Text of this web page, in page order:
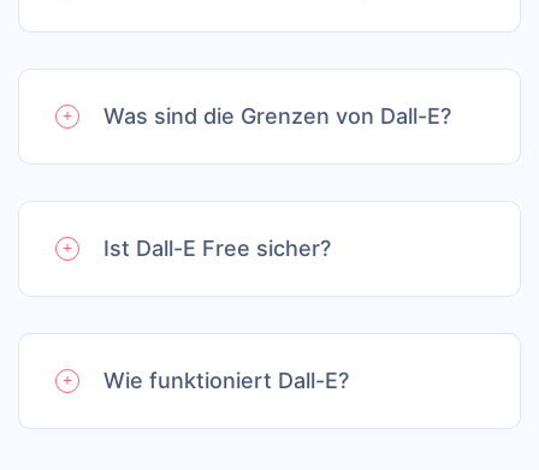
Was sind die Grenzen von Dall-E?
Ist Dall-E Free sicher?
Wie funktioniert Dall-E?